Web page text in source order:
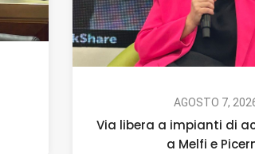
AGOSTO 7,
Via libera a impianti di
a Melfi e